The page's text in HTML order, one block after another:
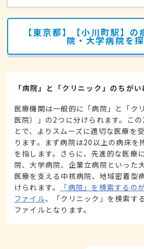
【東京都】【小川町駅】の
院・大学病院を
「病院」と「クリニック」のちが
医療機関は一般的に「病院」と「ク
医院）」の2つに分けられます。こ
とで、よりスムーズに適切な医療を
ります。まず病院は20以上の病床を
を指します。さらに、先進的な医療
院、大学病院、企業立病院といった
医療を支える中核病院、地域密着型
けられます。
「病院」を検索するの
ファイル、「クリニック」を検索す
ファイルとなります。